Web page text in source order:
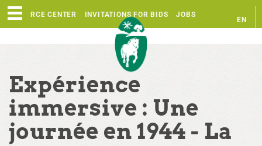
RESOURCE CENTER INVITATIONS FOR BIDS JOBS
EN
Expérience
immersive : Une
journée en 1944 - La